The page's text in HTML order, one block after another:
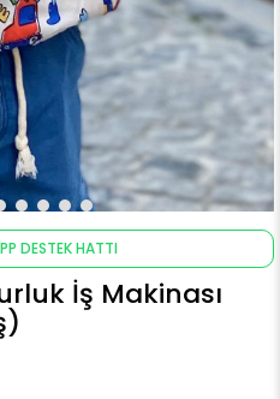
DESTEK HATTI
İş Makinası